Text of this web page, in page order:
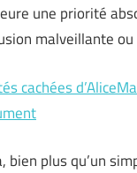
une priorité
malveillante
cachées
bien plus qu’un